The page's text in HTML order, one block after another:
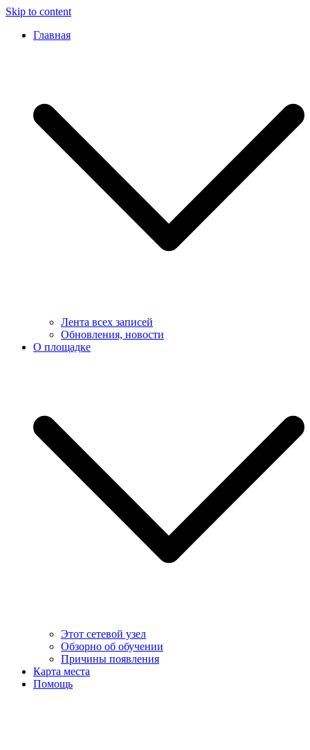
Skip to content
Главная
Лента всех записей
Обновления, новости
О площадке
Этот сетевой узел
Обзорно об обучении
Причины появления
Карта места
Помощь